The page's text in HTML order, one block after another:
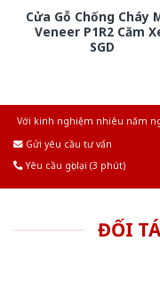
Cửa Gỗ Chống Cháy
Veneer P1R2 Căm
SGD
Với kinh nghiệm nhiêu năm
Gửi yêu cầu tư vấn
Yêu cầu gọi lại (3 phút)
ĐỐI